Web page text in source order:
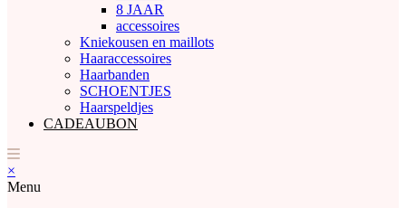
8 JAAR
accessoires
Kniekousen en maillots
Haaraccessoires
Haarbanden
SCHOENTJES
Haarspeldjes
CADEAUBON
×
Menu